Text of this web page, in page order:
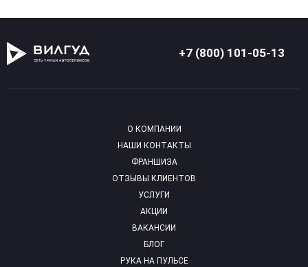
+7 (800) 101-05-13
О КОМПАНИИ
НАШИ КОНТАКТЫ
ФРАНШИЗА
ОТЗЫВЫ КЛИЕНТОВ
УСЛУГИ
АКЦИИ
ВАКАНСИИ
БЛОГ
РУКА НА ПУЛЬСЕ